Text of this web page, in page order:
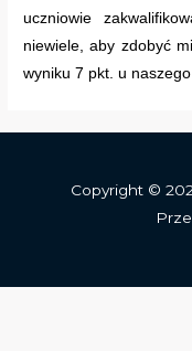
uczniowie
niewiele, aby zdobyć
wyniku 7 pkt. u
Copyright ©